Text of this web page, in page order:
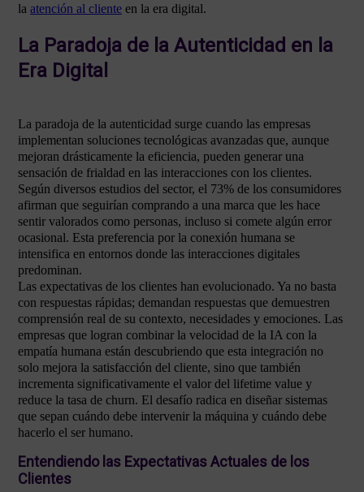
la atención al cliente en la era digital.
La Paradoja de la Autenticidad en la
Era Digital
La paradoja de la autenticidad surge cuando las empresas
implementan soluciones tecnológicas avanzadas que, aunque
mejoran drásticamente la eficiencia, pueden generar una
sensación de frialdad en las interacciones con los clientes.
Según diversos estudios del sector, el 73% de los consumidores
afirman que seguirían comprando a una marca que les hace
sentir valorados como personas, incluso si comete algún error
ocasional. Esta preferencia por la conexión humana se
intensifica en entornos donde las interacciones digitales
predominan.
Las expectativas de los clientes han evolucionado. Ya no basta
con respuestas rápidas; demandan respuestas que demuestren
comprensión real de su contexto, necesidades y emociones. Las
empresas que logran combinar la velocidad de la IA con la
empatía humana están descubriendo que esta integración no
solo mejora la satisfacción del cliente, sino que también
incrementa significativamente el valor del lifetime value y
reduce la tasa de churn. El desafío radica en diseñar sistemas
que sepan cuándo debe intervenir la máquina y cuándo debe
hacerlo el ser humano.
Entendiendo las Expectativas Actuales de los
Clientes